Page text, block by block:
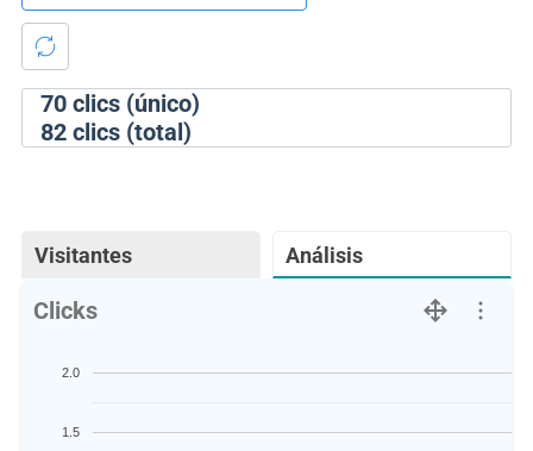
70clics (único)
82clics (total)
Visitantes Análisis
Clicks
1.5
2.0